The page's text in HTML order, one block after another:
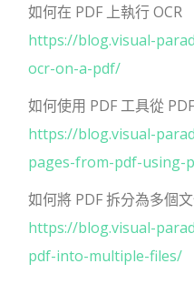
如何在 PDF 上執行 OCR
https://blog.visual-
ocr-on-a-pdf/
如何使用 PDF 工具從
https://blog.visual-
pages-from-pdf-using-
如何將 PDF 拆分為多個
https://blog.visual-
pdf-into-multiple-files/